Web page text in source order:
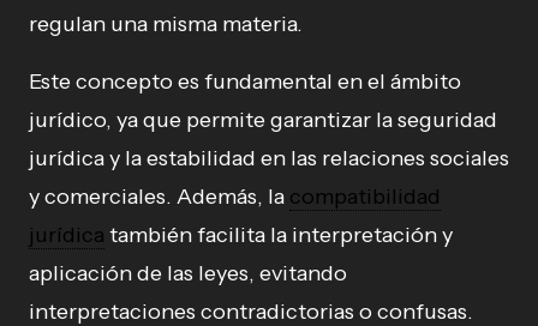
regulan una misma materia.
Este concepto es fundamental en el ámbito
jurídico, ya que permite garantizar la seguridad
jurídica y la estabilidad en las relaciones sociales
y comerciales. Además, la compatibilidad
jurídica también facilita la interpretación y
aplicación de las leyes, evitando
interpretaciones contradictorias o confusas.